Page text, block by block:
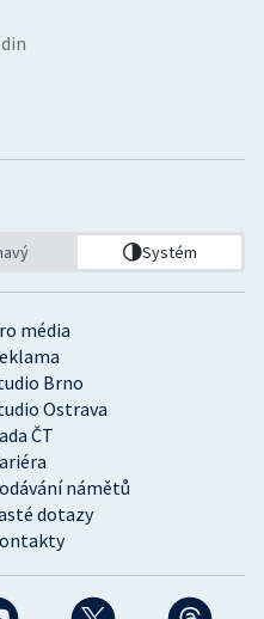
média
Brno
Ostrava
ČT
námětů
dotazy
Systém